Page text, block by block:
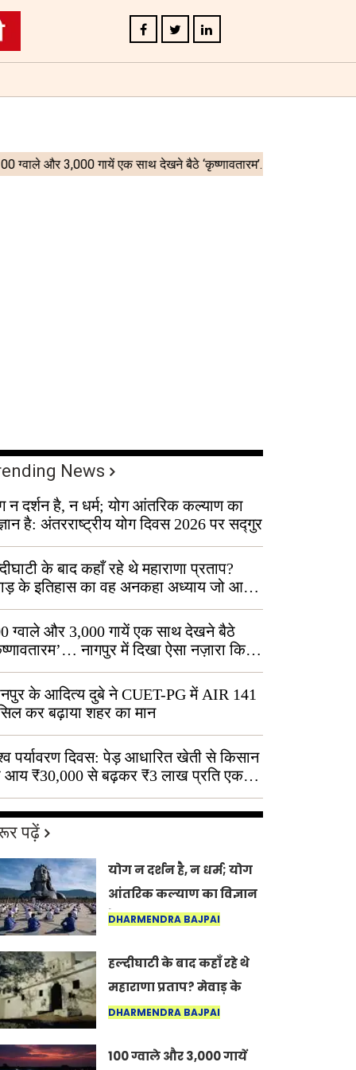
News
न दर्शन है, न धर्म; योग आंतरिक कल्याण का
है: अंतरराष्ट्रीय योग दिवस 2026 पर सद्गुर
के बाद कहाँ रहे थे महाराणा प्रताप?
के इतिहास का वह अनकहा अध्याय जो आज
में जीवित है
ग्वाले और 3,000 गायें एक साथ देखने बैठे
नागपुर में दिखा ऐसा नज़ारा कि
बोले, “ऐसा तो सिर्फ़ कृष्ण ही कर सकते हैं”
के आदित्य दुबे ने CUET-PG में AIR 141
कर बढ़ाया शहर का मान
पर्यावरण दिवस: पेड़ आधारित खेती से किसान
आय ₹30,000 से बढ़कर ₹3 लाख प्रति एकड़
पढ़ें
योग न दर्शन है, न धर्म; योग
आंतरिक कल्याण का विज्ञान
है: अंतरराष्ट्रीय योग दिवस
DHARMENDRA BAJPAI
हल्दीघाटी के बाद कहाँ रहे थे
महाराणा प्रताप? मेवाड़ के
इतिहास का वह अनकहा
में जीवित है
DHARMENDRA BAJPAI
100 ग्वाले और 3,000 गायें